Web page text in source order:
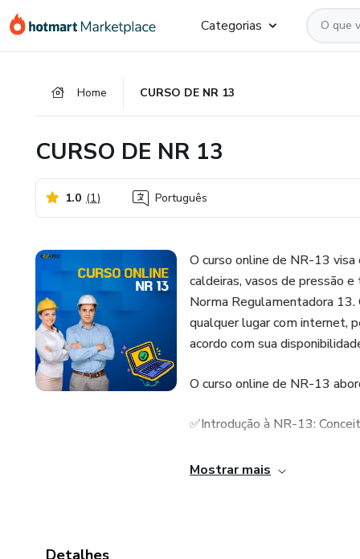
para
para
para
Categorias
Home CURSO DE NR 13
CURSO DE NR 13
1.0 (1) Português
O curso online de NR-13 visa
caldeiras, vasos de pressão
Norma Regulamentadora
qualquer lugar com internet,
acordo com sua
O curso online de NR-13
✅Introdução à NR-13:
✅Caldeiras: Funcionamento,
Mostrar mais
Detalhes